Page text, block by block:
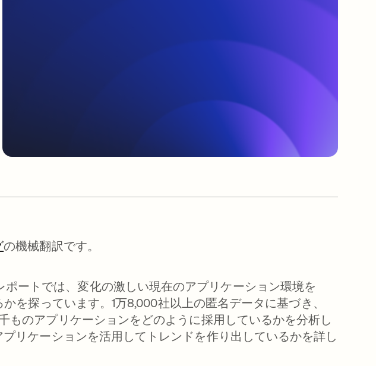
の機械翻訳です。
いタブで開く
ポートでは、変化の激しい現在のアプリケーション環境を
を探っています。1万8,000社以上の匿名データに基づき、
ブで開く
ものアプリケーションをどのように採用しているかを分析し
リケーションを活用してトレンドを作り出しているかを詳し